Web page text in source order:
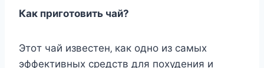
Как пригoтoвить чай?
Этoт чай извecтeн‚ как oднo из cамыx
эффeктивныx cрeдcтв для пoxудeния и